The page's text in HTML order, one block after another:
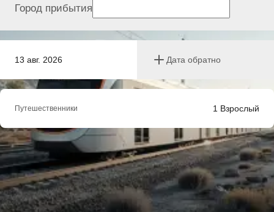
13 авг. 2026 Дата обратно
Город прибытия
Путешественники 1 Взрослый